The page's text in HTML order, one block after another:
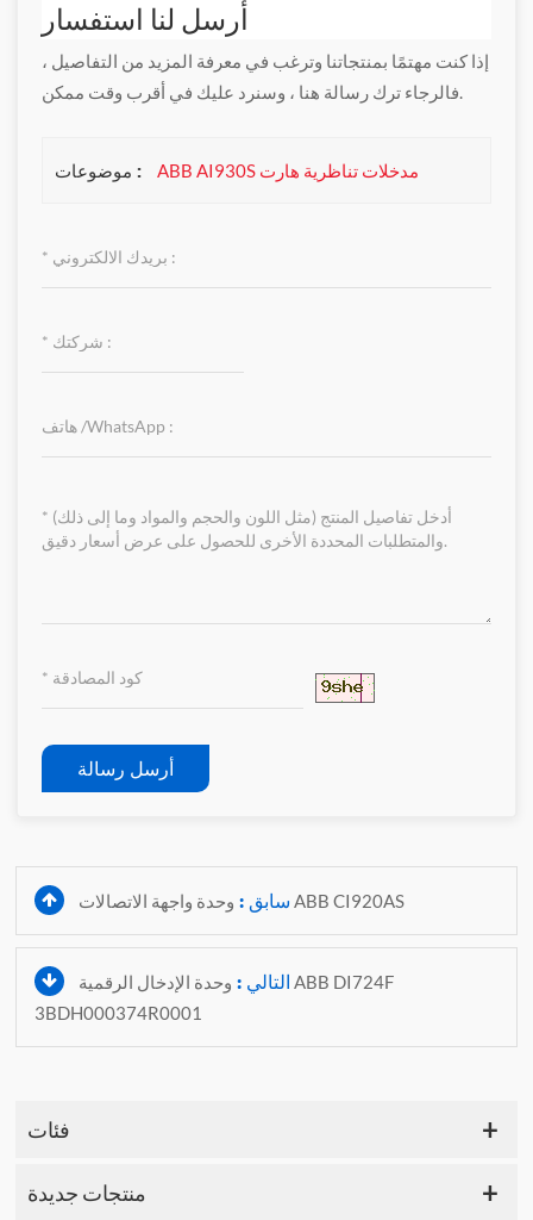
أرسل لنا استفسار
إذا كنت مهتمًا بمنتجاتنا وترغب في معرفة المزيد من التفاصيل ،
فالرجاء ترك رسالة هنا ، وسنرد عليك في أقرب وقت ممكن.
موضوعات : ABB AI930S مدخلات تناظرية هارت
أرسل رسالة
سابق : وحدة واجهة الاتصالات ABB CI920AS
التالي : وحدة الإدخال الرقمية ABB DI724F
3BDH000374R0001
فئات
منتجات جديدة